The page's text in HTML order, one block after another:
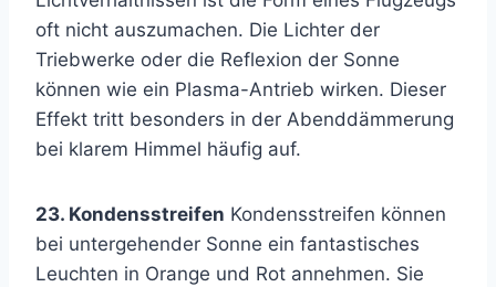
oft nicht auszumachen. Die Lichter der
Triebwerke oder die Reflexion der Sonne
können wie ein Plasma-Antrieb wirken. Dieser
Effekt tritt besonders in der Abenddämmerung
bei klarem Himmel häufig auf.
23. Kondensstreifen Kondensstreifen können
bei untergehender Sonne ein fantastisches
Leuchten in Orange und Rot annehmen. Sie